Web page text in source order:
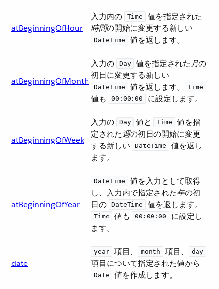
atBeginningOfHour
入力内の ​ Time
​ 値を指定された​
時間​の開始に変更する新しい ​
DateTime ​ 値を返します。
atBeginningOfMonth
入力の ​ Day ​ 値を指定された​月​の
初日に変更する新しい ​
DateTime ​ 値を返します。​ Time
値も ​
00:00:00 ​ に設定します。
atBeginningOfWeek
入力の ​ Day ​ 値と ​ Time
​ 値を指
定された​週​の初日の開始に変更
する新しい ​
DateTime
​ 値を返し
ます。
atBeginningOfYear
DateTime
​ 値を入力として取得
し、入力内で指定された​年​の初
日の ​
DateTime ​ 値を返します。​
Time ​ 値も ​ 00:00:00
​ に設定し
ます。
date
year ​ 項目、​ month ​ 項目、​ day
項目について指定された値から ​
Date ​ 値を作成します。